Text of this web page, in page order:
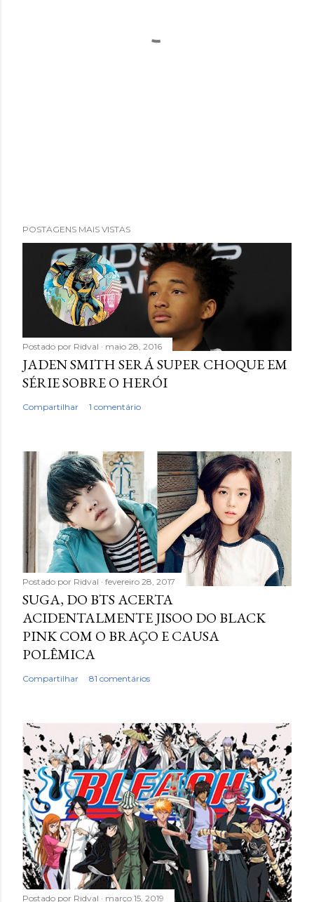
POSTAGENS MAIS VISTAS
Postado por Ridval maio 28, 2016
JADEN SMITH SERÁ SUPER CHOQUE EM
SÉRIE SOBRE O HERÓI
Compartilhar 1 comentário
Postado por Ridval fevereiro 28, 2017
SUGA, DO BTS ACERTA
ACIDENTALMENTE JISOO DO BLACK
PINK COM O BRAÇO E CAUSA
POLÊMICA
Compartilhar 81 comentários
Postado por Ridval março 15, 2019